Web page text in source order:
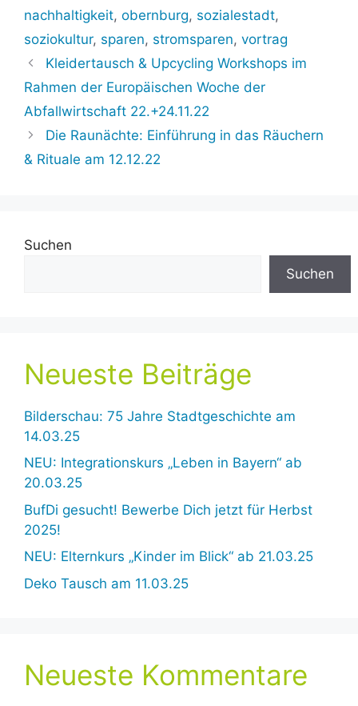
nachhaltigkeit, obernburg, sozialestadt,
soziokultur, sparen, stromsparen, vortrag
Kleidertausch & Upcycling Workshops im
Rahmen der Europäischen Woche der
Abfallwirtschaft 22.+24.11.22
Die Raunächte: Einführung in das Räuchern
& Rituale am 12.12.22
Suchen
Suchen
Neueste Beiträge
Bilderschau: 75 Jahre Stadtgeschichte am
14.03.25
NEU: Integrationskurs „Leben in Bayern“ ab
20.03.25
BufDi gesucht! Bewerbe Dich jetzt für Herbst
2025!
NEU: Elternkurs „Kinder im Blick“ ab 21.03.25
Deko Tausch am 11.03.25
Neueste Kommentare